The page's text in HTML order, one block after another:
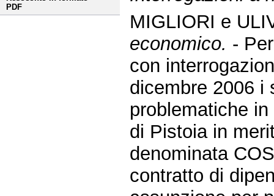
PDF
MIGLIORI e
economico. -
con
dicembre 2006 i
problematiche
di Pistoia in
denominata
contratto di